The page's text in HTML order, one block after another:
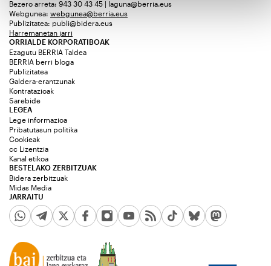
Bezero arreta: 943 30 43 45 | laguna@berria.eus
Webgunea: webgunea@berria.eus
Publizitatea: publi@bidera.eus
Harremanetan jarri
ORRIALDE KORPORATIBOAK
Ezagutu BERRIA Taldea
BERRIA berri bloga
Publizitatea
Galdera-erantzunak
Kontratazioak
Sarebide
JARRAITU
LEGEA
Lege informazioa
Pribatutasun politika
Cookieak
cc Lizentzia
Kanal etikoa
BESTELAKO ZERBITZUAK
Bidera zerbitzuak
Midas Media